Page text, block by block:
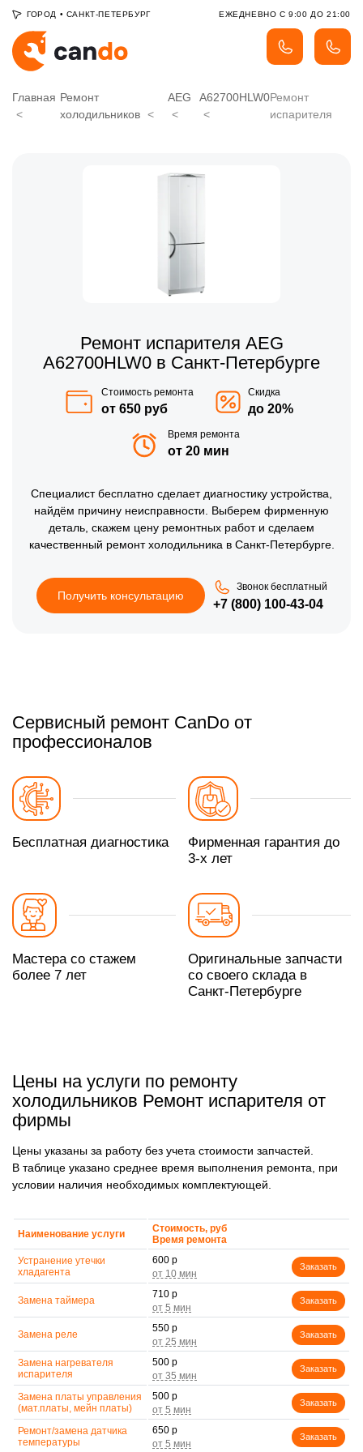
ГОРОД • САНКТ-ПЕТЕРБУРГ ЕЖЕДНЕВНО С 9:00 ДО 21:00
Главная Ремонт
холодильников
AEG A62700HLW0Ремонт
испарителя
Ремонт испарителя AEG
A62700HLW0 в Санкт-Петербурге
Стоимость ремонта
от 650 руб
Скидка
до 20%
Время ремонта
от 20 мин
Специалист бесплатно сделает диагностику устройства,
найдём причину неисправности. Выберем фирменную
деталь, скажем цену ремонтных работ и сделаем
качественный ремонт холодильника в Санкт-Петербурге.
Получить консультацию
Звонок бесплатный
+7 (800) 100-43-04
Сервисный ремонт CanDo от
профессионалов
Бесплатная диагностика
Фирменная гарантия до
3-х лет
Мастера со стажем
более 7 лет
Оригинальные запчасти
со своего склада в
Санкт-Петербурге
Цены на услуги по ремонту
холодильников Ремонт испарителя от
фирмы
Цены указаны за работу без учета стоимости запчастей.
В таблице указано среднее время выполнения ремонта, при
условии наличия необходимых комплектующей.
Наименование услуги
Стоимость, руб
Время ремонта
Устранение утечки
хладагента
600 р
Заказать
Замена таймера
710 р
Заказать
Замена реле
550 р
Заказать
Замена нагревателя
испарителя
500 р
Заказать
Замена платы управления
(мат.платы, мейн платы)
500 р
Заказать
Ремонт/замена датчика
температуры
650 р
Заказать